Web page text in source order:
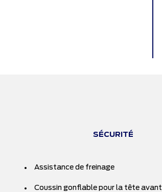
SÉCURITÉ
Assistance de freinage
Coussin gonflable pour la tête avant